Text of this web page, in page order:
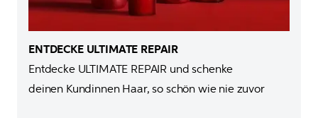
ENTDECKE ULTIMATE REPAIR
Entdecke ULTIMATE REPAIR und schenke
deinen Kundinnen Haar, so schön wie nie zuvor